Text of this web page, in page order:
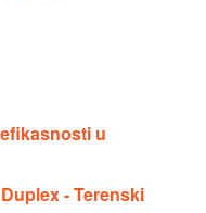
u
- Terenski